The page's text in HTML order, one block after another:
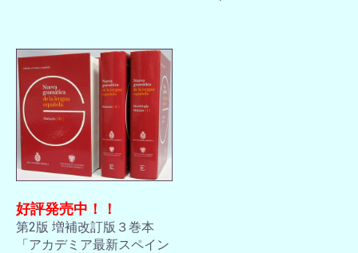
好評発売中！！
第2版 増補改訂版３巻本
「アカデミア最新スペイン